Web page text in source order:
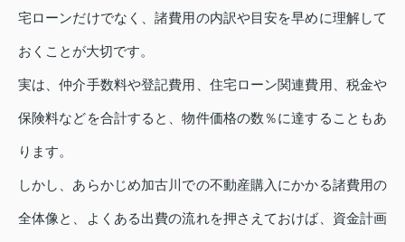
宅ローンだけでなく、諸費用の内訳や目安を早めに理解して
おくことが大切です。
実は、仲介手数料や登記費用、住宅ローン関連費用、税金や
保険料などを合計すると、物件価格の数％に達することもあ
ります。
しかし、あらかじめ加古川での不動産購入にかかる諸費用の
全体像と、よくある出費の流れを押さえておけば、資金計画